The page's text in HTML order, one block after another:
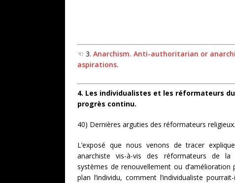
☜ 3. Anarchism. Anti-authoritarian or
aspirations.
4. Les individualistes et les réformateurs
progrès continu.
40) Dernières arguties des réformateurs religieux.
L’exposé que nous venons de tracer
anarchiste vis-à-vis des réformateurs de
systèmes de renouvellement ou d’amélioration
plan l’individu, comment l’individualiste